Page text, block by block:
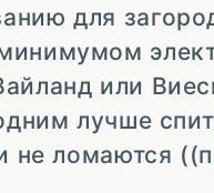
для
или
лучше
не ломаются